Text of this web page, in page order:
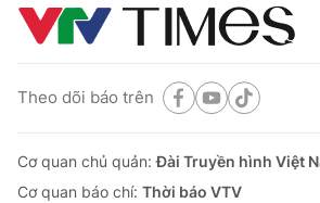
Theo dõi báo trên
Cơ quan chủ quản:Đài Truyền hình Việt
Cơ quan báo chí: Thời báo VTV